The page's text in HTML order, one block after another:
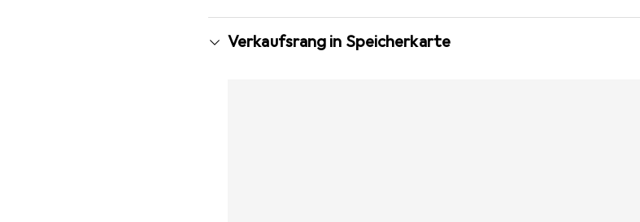
Verkaufsrang in Speicherkarte